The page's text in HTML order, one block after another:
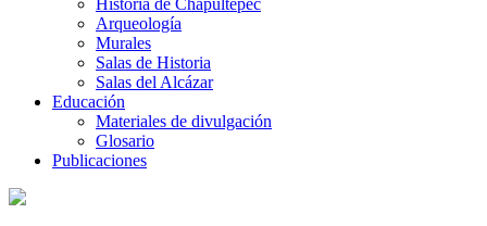
Historia de Chapultepec
Arqueología
Murales
Salas de Historia
Salas del Alcázar
Educación
Materiales de divulgación
Glosario
Publicaciones